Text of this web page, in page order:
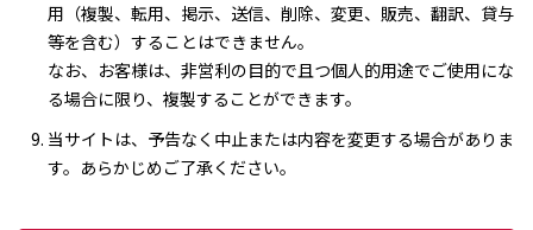
用（複製、転用、掲示、送信、削除、変更、販売、翻訳、貸与
等を含む）することはできません。
なお、お客様は、非営利の目的で且つ個人的用途でご使用にな
る場合に限り、複製することができます。
当サイトは、予告なく中止または内容を変更する場合がありま
す。あらかじめご了承ください。